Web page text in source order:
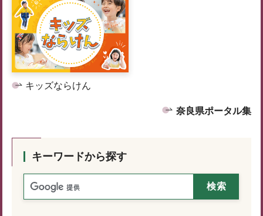
キッズならけん
奈良県ポータル集
キーワードから探す